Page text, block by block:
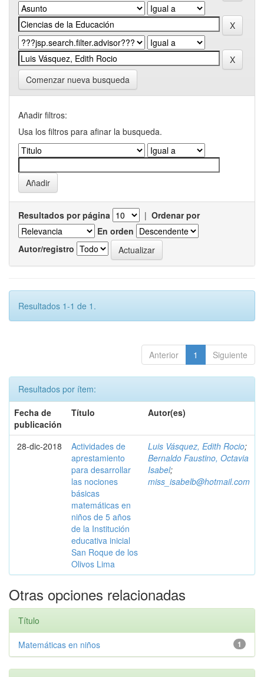
Comenzar nueva busqueda
Añadir filtros:
Usa los filtros para afinar la busqueda.
Resultados por página | Ordenar por
En orden
Autor/registro
Resultados 1-1 de 1.
Anterior 1 Siguiente
Resultados por ítem:
Fecha de
publicación
Título Autor(es)
28-dic-2018
Actividades de
aprestamiento
para desarrollar
las nociones
básicas
matemáticas en
niños de 5 años
de la Institución
educativa inicial
San Roque de los
Olivos Lima
Luis Vásquez, Edith Rocio;
Bernaldo Faustino, Octavia
Isabel;
miss_isabelb@hotmail.com
Otras opciones relacionadas
Título
1
Matemáticas en niños